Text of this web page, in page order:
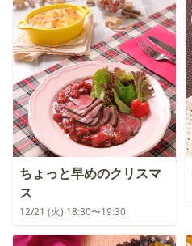
ちょっと早めのクリスマ
ス
12/21 (火) 18:30〜19:30